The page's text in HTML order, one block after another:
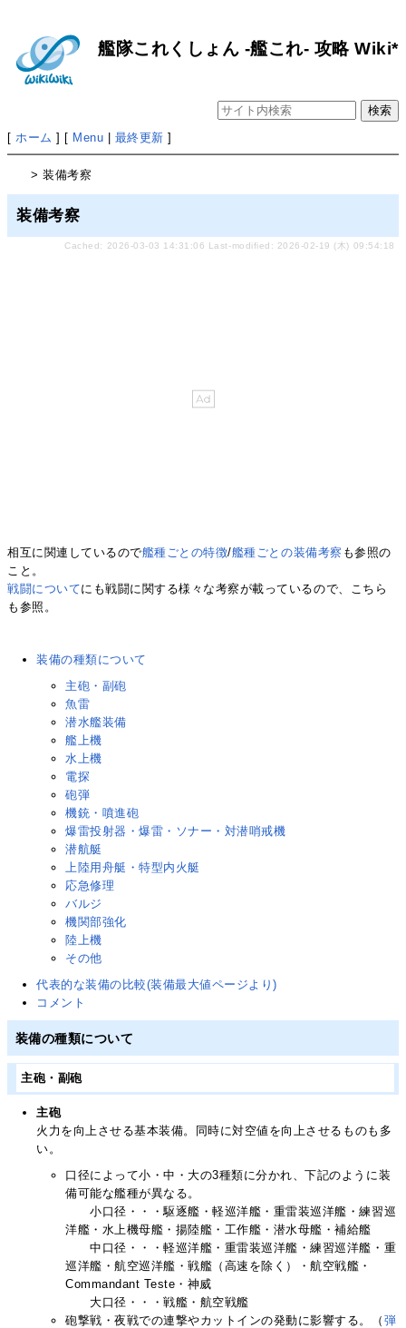
艦隊これくしょん -艦これ- 攻略 Wiki*
[ホーム ] [ Menu 最終更新 ]
> 装備考察
装備考察
Cached: 2026-03-03 14:31:06 Last-modified: 2026-02-19 (木) 09:54:18
相互に関連しているので艦種ごとの特徴/艦種ごとの装備考察 も参照の
こと。
戦闘についてにも戦闘に関する様々な考察が載っているので、こちら
も参照。
装備の種類について
主砲・副砲
魚雷
潜水艦装備
艦上機
水上機
電探
砲弾
機銃・噴進砲
爆雷投射器・爆雷・ソナー・対潜哨戒機
潜航艇
上陸用舟艇・特型内火艇
応急修理
バルジ
機関部強化
陸上機
その他
代表的な装備の比較(装備最大値ページより)
コメント
装備の種類について
主砲・副砲
主砲
火力を向上させる基本装備。同時に対空値を向上させるものも多
い。
口径によって小・中・大の3種類に分かれ、下記のように装
備可能な艦種が異なる。
小口径・・・駆逐艦・軽巡洋艦・重雷装巡洋艦・練習巡
洋艦・水上機母艦・揚陸艦・工作艦・潜水母艦・補給艦
中口径・・・軽巡洋艦・重雷装巡洋艦・練習巡洋艦・重
巡洋艦・航空巡洋艦・戦艦（高速を除く）・航空戦艦・
Commandant Teste・神威
大口径・・・戦艦・航空戦艦
砲撃戦・夜戦での連撃やカットインの発動に影響する。（ 弾